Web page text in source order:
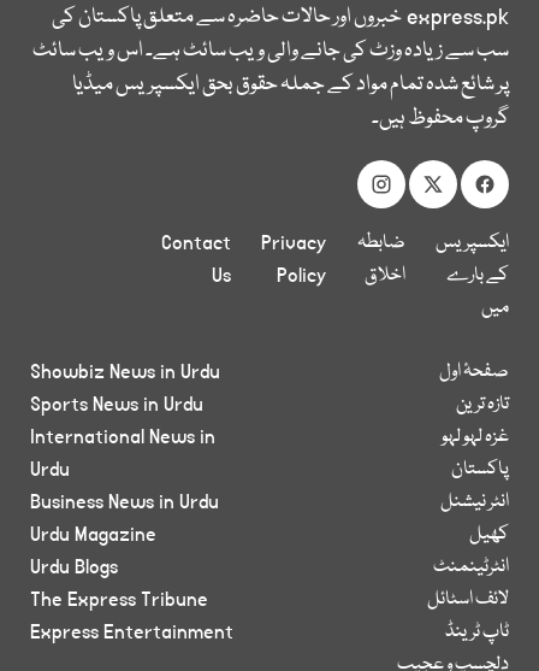
express.pkخبروں اور حالات حاضرہ سے متعلق پاکستان کی
سب سے زیادہ وزٹ کی جانے والی ویب سائٹ ہے۔ اس ویب سائٹ
پر شائع شدہ تمام مواد کے جملہ حقوق بحق ایکسپریس میڈیا
گروپ محفوظ ہیں۔
ایکسپریس
کے بارے
میں
ضابطہ
اخلاق
Privacy
Policy
Contact
Us
صفحۂ اول
تازہ ترین
غزہ لہو لہو
پاکستان
انٹر نیشنل
کھیل
انٹرٹینمنٹ
لائف اسٹائل
ٹاپ ٹرینڈ
دلچسپ و عجیب
Showbiz News in Urdu
Sports News in Urdu
International News in
Urdu
Business News in Urdu
Urdu Magazine
Urdu Blogs
The Express Tribune
Express Entertainment